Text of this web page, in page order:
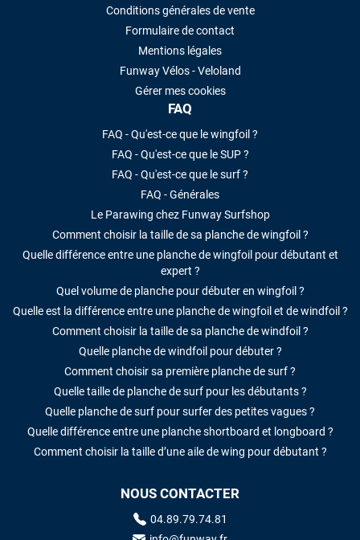
Conditions générales de vente
Formulaire de contact
Mentions légales
Funway Vélos - Veloland
Gérer mes cookies
FAQ
FAQ - Qu'est-ce que le wingfoil ?
FAQ - Qu'est-ce que le SUP ?
FAQ - Qu'est-ce que le surf ?
FAQ - Générales
Le Parawing chez Funway Surfshop
Comment choisir la taille de sa planche de wingfoil ?
Quelle différence entre une planche de wingfoil pour débutant et
expert ?
Quel volume de planche pour débuter en wingfoil ?
Quelle est la différence entre une planche de wingfoil et de windfoil ?
Comment choisir la taille de sa planche de windfoil ?
Quelle planche de windfoil pour débuter ?
Comment choisir sa première planche de surf ?
Quelle taille de planche de surf pour les débutants ?
Quelle planche de surf pour surfer des petites vagues ?
Quelle différence entre une planche shortboard et longboard ?
Comment choisir la taille d’une aile de wing pour débutant ?
NOUS CONTACTER
04.89.79.74.81